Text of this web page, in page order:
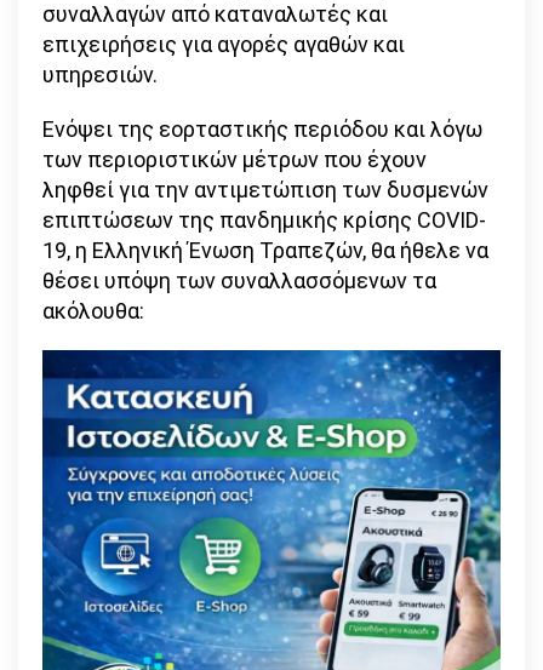
συναλλαγές
συναλλαγών από καταναλωτές και
επιχειρήσεις για αγορές αγαθών και
υπηρεσιών.
Ενόψει της εορταστικής περιόδου και λόγω
των περιοριστικών μέτρων που έχουν
ληφθεί για την αντιμετώπιση των δυσμενών
επιπτώσεων της πανδημικής κρίσης COVID-
19, η Ελληνική Ένωση Τραπεζών, θα ήθελε να
θέσει υπόψη των συναλλασσόμενων τα
ακόλουθα: